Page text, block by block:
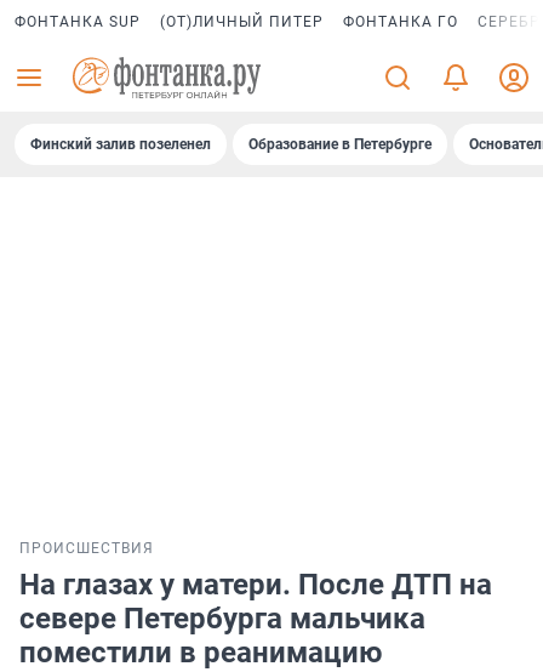
ФОНТАНКА SUP (ОТ)ЛИЧНЫЙ ПИТЕР ФОНТАНКА ГО
Финский залив позеленел Образование в Петербурге
ПРОИСШЕСТВИЯ
На глазах у матери. После ДТП на
севере Петербурга мальчика
поместили в реанимацию